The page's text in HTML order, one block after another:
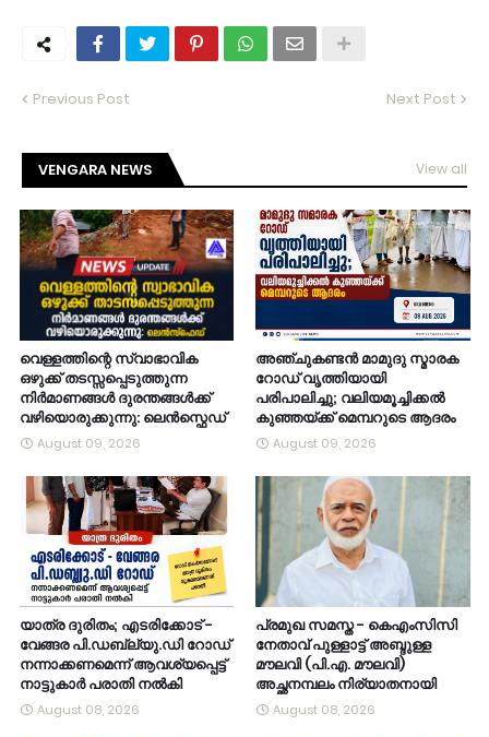
Previous Post Next Post
VENGARA NEWS View all
വെള്ളത്തിന്റെ സ്വാഭാവിക
ഒഴുക്ക് തടസ്സപ്പെടുത്തുന്ന
നിർമാണങ്ങൾ ദുരന്തങ്ങൾക്ക്
വഴിയൊരുക്കുന്നു: ലെൻസ്ഫെഡ്
August 09, 2026
അഞ്ചുകണ്ടൻ മാമുദു സ്മാരക
റോഡ് വൃത്തിയായി
പരിപാലിച്ചു; വലിയമൂച്ചിക്കൽ
കുഞ്ഞയ്ക്ക് മെമ്പറുടെ ആദരം
August 09, 2026
യാത്ര ദുരിതം; എടരിക്കോട് -
വേങ്ങര പി.ഡബ്ല്യു.ഡി റോഡ്
നന്നാക്കണമെന്ന് ആവശ്യപ്പെട്ട്
നാട്ടുകാർ പരാതി നൽകി
August 08, 2026
പ്രമുഖ സമസ്ത - കെഎംസിസി
നേതാവ് പുള്ളാട്ട് അബ്ദുള്ള
മൗലവി (പി.എ. മൗലവി)
അച്ഛനമ്പലം നിര്യാതനായി
August 08, 2026